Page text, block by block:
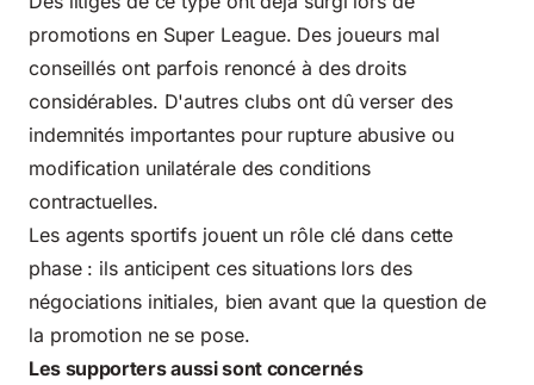
promotions en Super League. Des joueurs mal
conseillés ont parfois renoncé à des droits
considérables. D'autres clubs ont dû verser des
indemnités importantes pour rupture abusive ou
modification unilatérale des conditions
contractuelles.
Les agents sportifs jouent un rôle clé dans cette
phase : ils anticipent ces situations lors des
négociations initiales, bien avant que la question de
la promotion ne se pose.
Les supporters aussi sont concernés